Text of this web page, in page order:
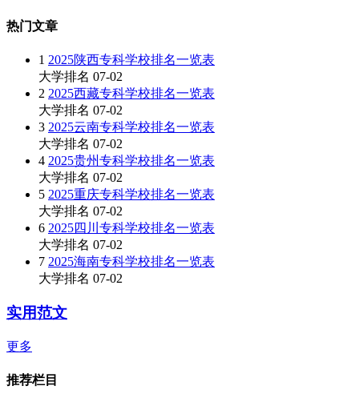
热门文章
1 2025陕西专科学校排名一览表
大学排名 07-02
2 2025西藏专科学校排名一览表
大学排名 07-02
3 2025云南专科学校排名一览表
大学排名 07-02
4 2025贵州专科学校排名一览表
大学排名 07-02
5 2025重庆专科学校排名一览表
大学排名 07-02
6 2025四川专科学校排名一览表
大学排名 07-02
7 2025海南专科学校排名一览表
大学排名 07-02
实用范文
更多
推荐栏目